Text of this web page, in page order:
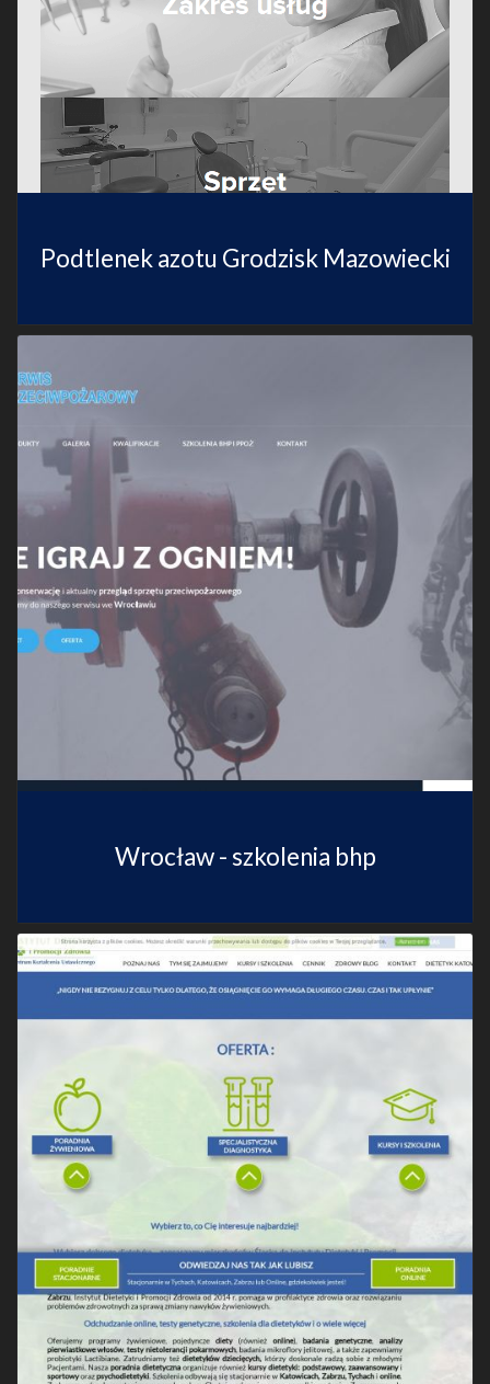
Podtlenek azotu Grodzisk Mazowiecki
Wrocław - szkolenia bhp